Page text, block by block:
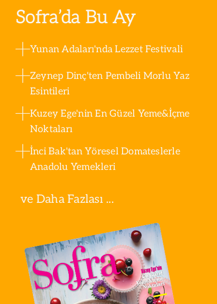
Sofra’da Bu Ay
Yunan Adaları'nda Lezzet Festivali
Zeynep Dinç'ten Pembeli Morlu Yaz
Esintileri
Kuzey Ege'nin En Güzel Yeme&İçme
Noktaları
İnci Bak'tan Yöresel Domateslerle
Anadolu Yemekleri
ve Daha Fazlası ...